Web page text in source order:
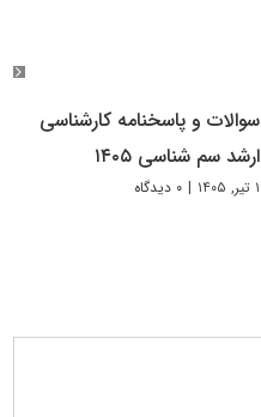
سوالات و پاسخنامه کارشناسی
ارشد سم شناسی ۱۴۰۵
۱ تیر, ۱۴۰۵ | ۰ دیدگاه